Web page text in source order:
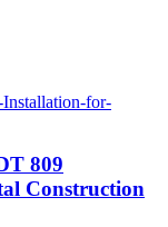
809
Construction